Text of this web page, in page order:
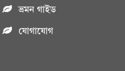
ভ্রমন গাইড
যোগাযোগ